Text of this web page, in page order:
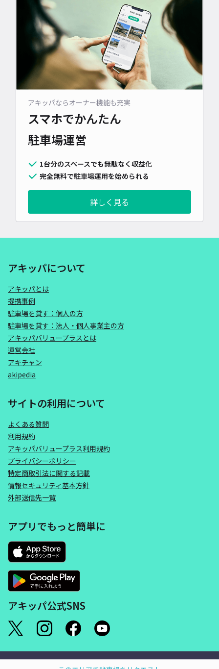
アキッパならオーナー機能も充実
スマホでかんたん
駐車場運営
1台分のスペースでも無駄なく収益化
完全無料で駐車場運用を始められる
詳しく見る
アキッパについて
アキッパとは
提携事例
駐車場を貸す：個人の方
駐車場を貸す：法人・個人事業主の方
アキッパバリュープラスとは
運営会社
アキチャン
akipedia
サイトの利用について
よくある質問
利用規約
アキッパバリュープラス利用規約
プライバシーポリシー
特定商取引法に関する記載
情報セキュリティ基本方針
外部送信先一覧
アプリでもっと簡単に
アキッパ公式SNS
©akippa Inc. All Rights Reserved.